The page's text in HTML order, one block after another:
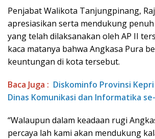
Penjabat Walikota Tanjungpinang,
apresiasikan serta mendukung
yang telah dilaksanakan oleh AP II
kaca matanya bahwa Angkasa Pura
keuntungan di kota tersebut.
Baca Juga : Diskominfo Provinsi
Dinas Komunikasi dan Informatika
“Walaupun dalam keadaan rugi
percaya lah kami akan mendukung